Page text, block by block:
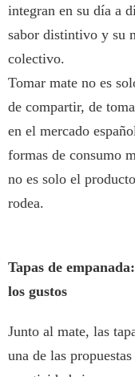
integran en su día a
sabor distintivo y su
colectivo.
Tomar mate no es
de compartir, de
en el mercado
formas de consumo
no es solo el
rodea.
Tapas de
los gustos
Junto al mate, las
una de las